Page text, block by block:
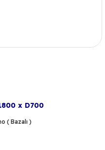
x D700
( Bazalı )